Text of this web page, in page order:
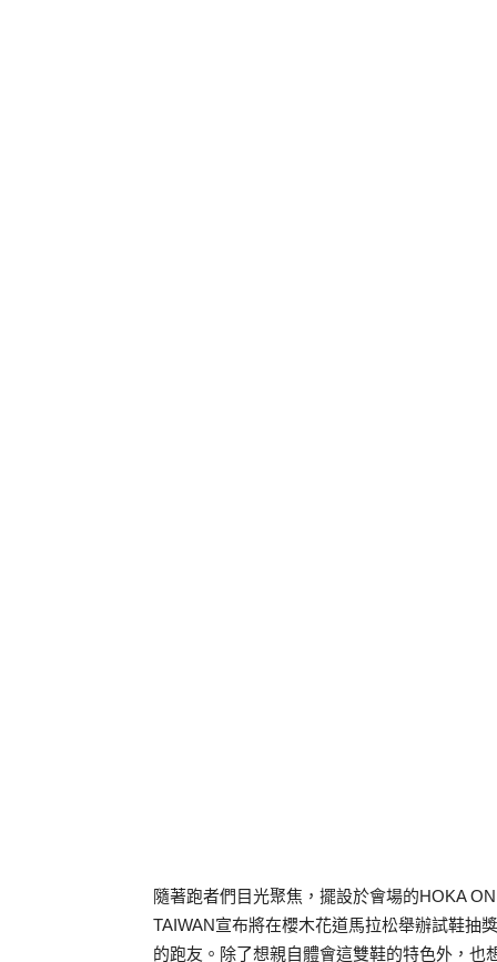
隨著跑者們目光聚焦，擺設於會場的HOKA
TAIWAN宣布將在櫻木花道馬拉松舉辦試鞋抽
的跑友。除了想親自體會這雙鞋的特色外，